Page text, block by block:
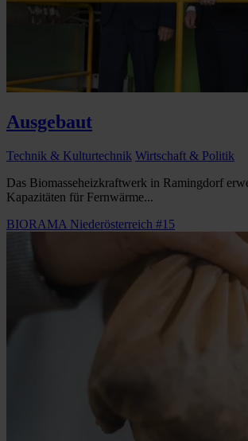
Ausgebaut
Technik & Kulturtechnik Wirtschaft & Politik
Das Biomasseheizkraftwerk in Ramingdorf
Kapazitäten für Fernwärme...
BIORAMA Niederösterreich #15